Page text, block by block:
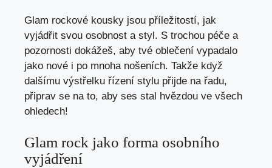
Glam rockové kousky jsou příležitostí, jak
vyjádřit svou osobnost a styl. S trochou péče a
pozornosti dokážeš, aby tvé oblečení vypadalo
jako nové i po mnoha nošeních. Takže když
dalšímu výstřelku řízení stylu přijde na řadu,
připrav se na to, aby ses stal hvězdou ve všech
ohledech!
Glam rock jako forma osobního
vyjádření